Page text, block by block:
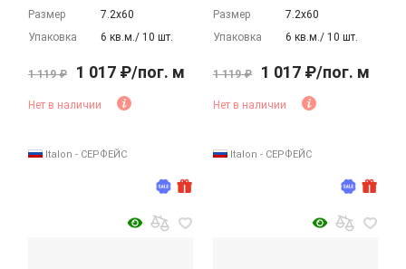
Размер
7.2х60
Упаковка
6 кв.м./ 10 шт.
1 119 ₽ 1 017 ₽/пог. м
Нет в наличии
Italon - СЕРФЕЙС
Размер
7.2х60
Упаковка
6 кв.м./ 10 шт.
1 119 ₽ 1 017 ₽/пог. м
Нет в наличии
Italon - СЕРФЕЙС